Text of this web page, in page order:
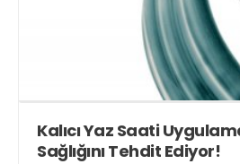
Kalıcı Yaz Saati
Sağlığını Tehdit Ediyor!